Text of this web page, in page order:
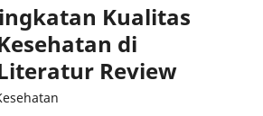
Kualitas
di
Review